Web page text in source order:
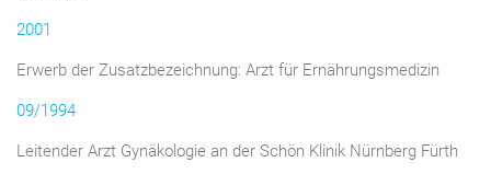
2001
Erwerb der Zusatzbezeichnung: Arzt für Ernährungsmedizin
09/1994
Leitender Arzt Gynäkologie an der Schön Klinik Nürnberg Fürth